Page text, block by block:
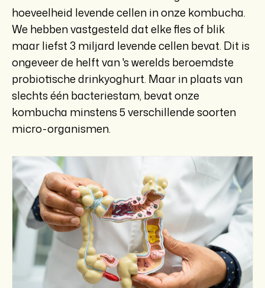
hoeveelheid levende cellen in onze kombucha.
We hebben vastgesteld dat elke fles of blik
maar liefst 3 miljard levende cellen bevat. Dit is
ongeveer de helft van 's werelds beroemdste
probiotische drinkyoghurt. Maar in plaats van
slechts één bacteriestam, bevat onze
kombucha minstens 5 verschillende soorten
micro-organismen.